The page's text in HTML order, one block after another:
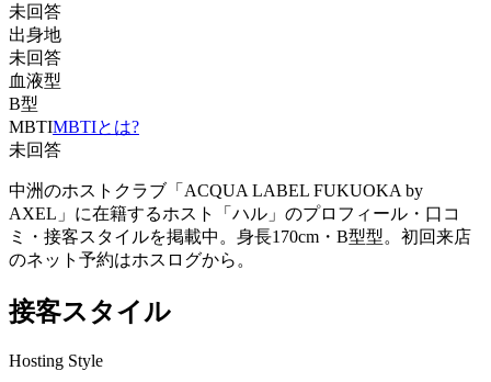
未回答
出身地
未回答
血液型
B型
MBTIMBTIとは?
未回答
中洲のホストクラブ「ACQUA LABEL FUKUOKA by
AXEL」に在籍するホスト「ハル」のプロフィール・口コ
ミ・接客スタイルを掲載中。身長170cm・B型型。初回来店
のネット予約はホスログから。
接客スタイル
Hosting Style